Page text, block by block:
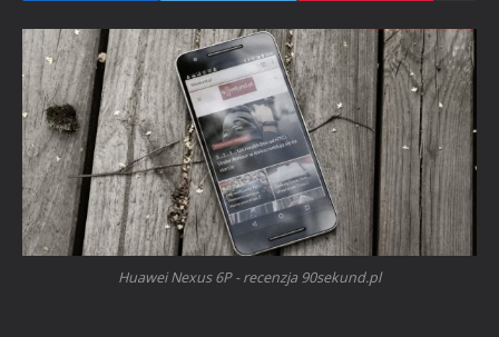
Huawei Nexus 6P - recenzja 90sekund.pl